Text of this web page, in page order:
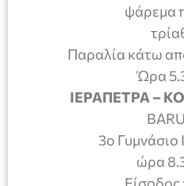
ψάρεμα
Παραλία κάτω
Ώρα
ΙΕΡΑΠΕΤΡΑ –
3ο Γυμνάσιο
ώρα